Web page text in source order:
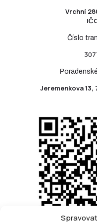
Vrchní
Číslo
Jeremenkova